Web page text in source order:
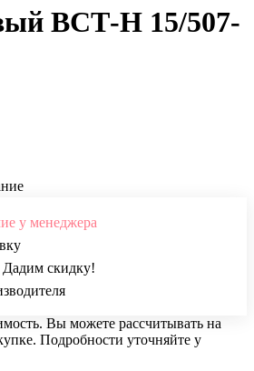
ВСТ-Н 15/507-
у менеджера
скидку!
Вы можете рассчитывать на
Подробности уточняйте у